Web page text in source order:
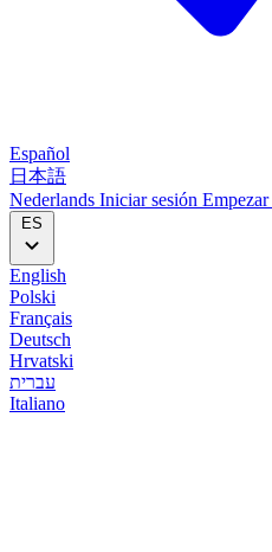
Español
日本語
Nederlands Iniciar sesión Empezar
ES
English
Polski
Français
Deutsch
Hrvatski
עברית
Italiano